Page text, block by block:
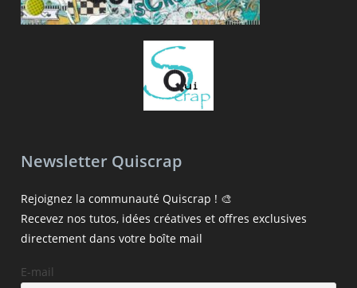
Newsletter Quiscrap
Rejoignez la communauté Quiscrap ! 🎨
Recevez nos tutos, idées créatives et offres exclusives
directement dans votre boîte mail
E-mail